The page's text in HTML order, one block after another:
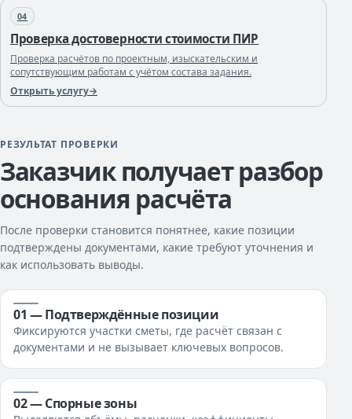
04
Проверка достоверности стоимости ПИР
Проверка расчётов по проектным, изыскательским и
сопутствующим работам с учётом состава задания.
Открыть услугу
РЕЗУЛЬТАТ ПРОВЕРКИ
Заказчик получает разбор
основания расчёта
После проверки становится понятнее, какие позиции
подтверждены документами, какие требуют уточнения и
как использовать выводы.
01 — Подтверждённые позиции
Фиксируются участки сметы, где расчёт связан с
документами и не вызывает ключевых вопросов.
02 — Спорные зоны